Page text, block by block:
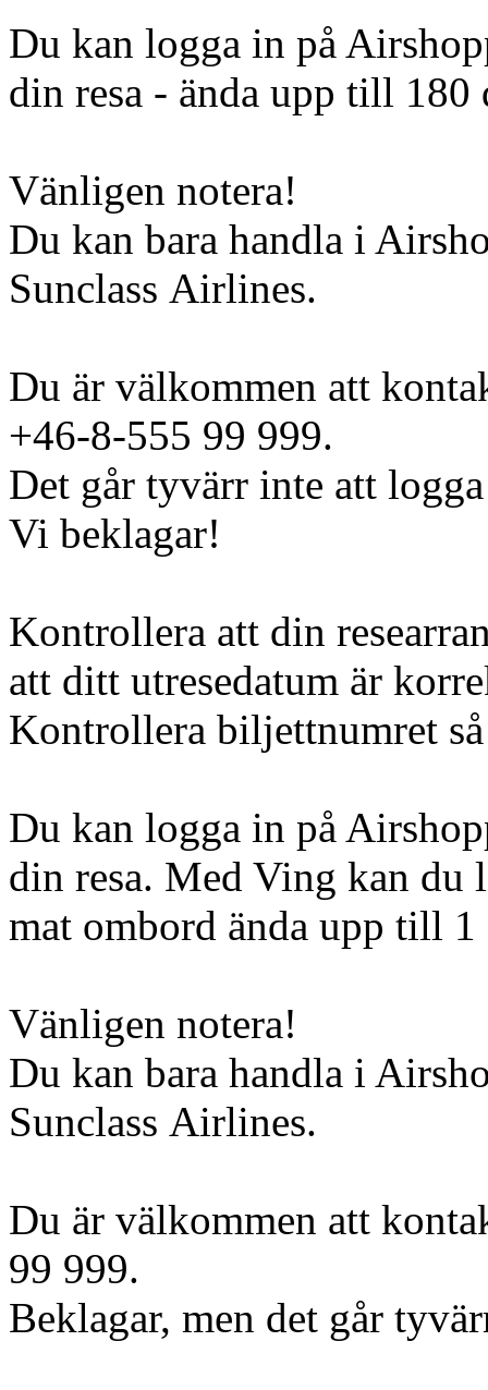
Du kan logga in på
din resa - ända upp till 180
Vänligen notera!
Du kan bara handla i
Sunclass Airlines.
Du är välkommen att
+46-8-555 99 999.
Det går tyvärr inte att
Vi beklagar!
Kontrollera att din
att ditt utresedatum är
Kontrollera biljettnumret
Du kan logga in på
din resa. Med Ving kan du
mat ombord ända upp till 1
Vänligen notera!
Du kan bara handla i
Sunclass Airlines.
Du är välkommen att
99 999.
Beklagar, men det går